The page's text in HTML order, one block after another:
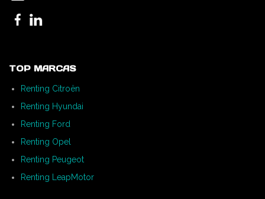
TOP MARCAS
Renting Citroën
Renting Hyundai
Renting Ford
Renting Opel
Renting Peugeot
Renting LeapMotor